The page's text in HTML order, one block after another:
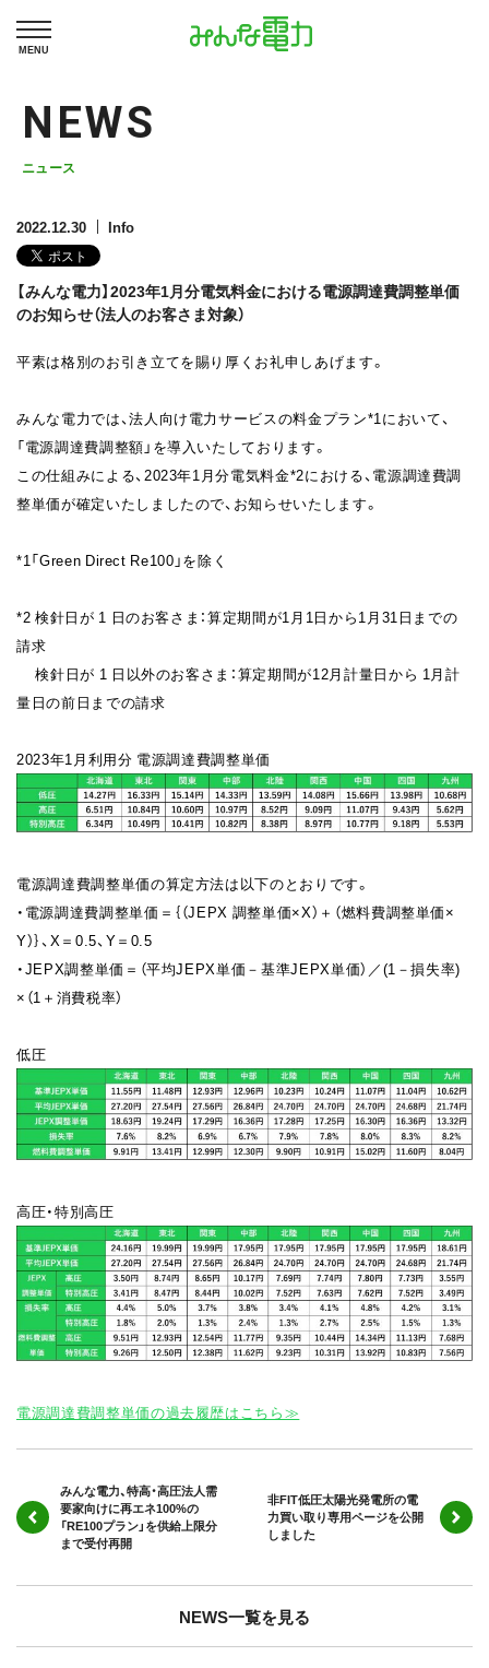
MENU
NEWS
ニュース
2022.12.30 Info
【みんな電力】2023年1月分電気料金における電源調達費調整単価
のお知らせ（法人のお客さま対象）
平素は格別のお引き立てを賜り厚くお礼申しあげます。
みんな電力では、法人向け電力サービスの料金プラン*1において、
「電源調達費調整額 」を導入いたしております。
この仕組みによる、2023年1月分電気料金*2における、電源調達費調
整単価が確定いたしましたので、お知らせいたします。
*1「Green Direct Re100」を除く
*2 検針日が 1 日のお客さま：算定期間が1月1日から1月31日までの
請求
検針日が 1 日以外のお客さま：算定期間が12月計量日から 1月計
量日の前日までの請求
2023年1月利用分 電源調達費調整単価
電源調達費調整単価の算定方法は以下のとおりです。
・電源調達費調整単価＝｛（JEPX 調整単価×X）＋（燃料費調整単価×
Y）｝、X＝0.5、Y＝0.5
・JEPX調整単価＝（平均JEPX単価－基準JEPX単価）／(1－損失率)
×（1＋消費税率）
低圧
高圧・特別高圧
電源調達費調整単価の過去履歴はこちら≫
みんな電力、特高・高圧法人需
要家向けに再エネ100%の
「RE100プラン」を供給上限分
まで受付再開
非FIT低圧太陽光発電所の電
力買い取り専用ページを公開
しました
NEWS一覧を見る